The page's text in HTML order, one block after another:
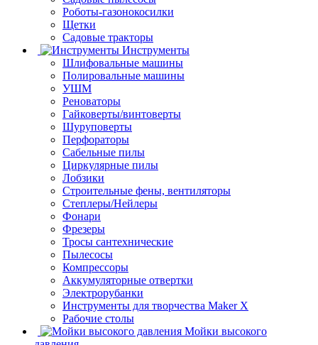
Роботы-газонокосилки
Щетки
Садовые тракторы
Инструменты
Шлифовальные машины
Полировальные машины
УШМ
Реноваторы
Гайковерты/винтоверты
Шуруповерты
Перфораторы
Сабельные пилы
Циркулярные пилы
Лобзики
Строительные фены, вентиляторы
Степлеры/Нейлеры
Фонари
Фрезеры
Тросы сантехнические
Пылесосы
Компрессоры
Аккумуляторные отвертки
Электрорубанки
Инструменты для творчества Maker X
Рабочие столы
Мойки высокого